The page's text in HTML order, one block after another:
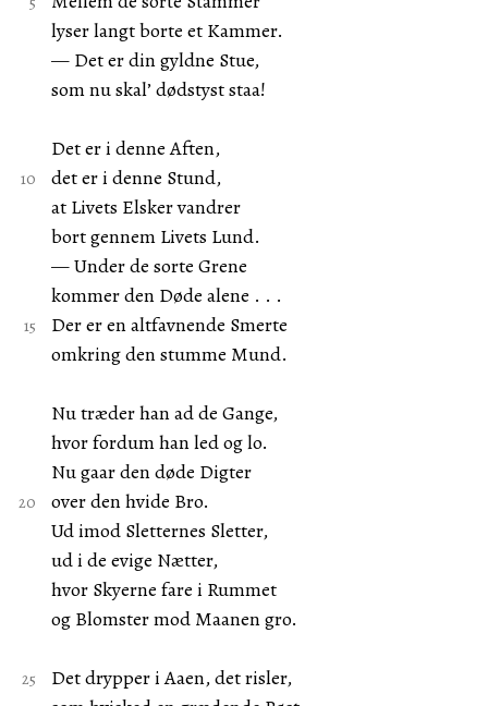
lyser langt borte et Kammer.
— Det er din gyldne Stue,
som nu skal’ dødstyst staa!
Det er i denne Aften,
det er i denne Stund,
at Livets Elsker vandrer
bort gennem Livets Lund.
— Under de sorte Grene
kommer den Døde alene . . .
Der er en altfavnende Smerte
omkring den stumme Mund.
Nu træder han ad de Gange,
hvor fordum han led og lo.
Nu gaar den døde Digter
over den hvide Bro.
Ud imod Sletternes Sletter,
ud i de evige Nætter,
hvor Skyerne fare i Rummet
og Blomster mod Maanen gro.
Det drypper i Aaen, det risler,